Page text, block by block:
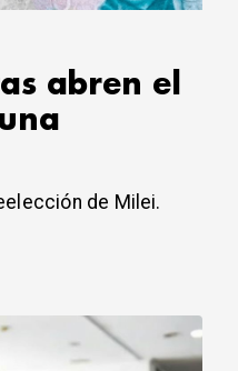
abren el
de Milei.